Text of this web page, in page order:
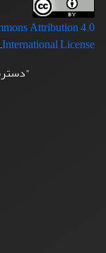
Attribution 4.0
International License
.